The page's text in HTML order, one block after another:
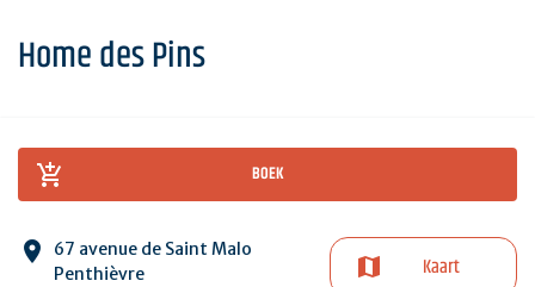
Home des Pins
BOEK
67 avenue de Saint Malo
Penthièvre
Kaart